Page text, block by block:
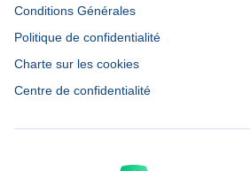
Conditions Générales
Politique de confidentialité
Charte sur les cookies
Centre de confidentialité